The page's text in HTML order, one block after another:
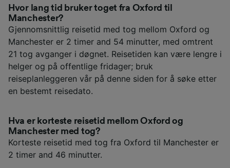
Hvor lang tid bruker toget fra Oxford til
Manchester?
Gjennomsnittlig reisetid med tog mellom Oxford og
Manchester er 2 timer and 54 minutter, med omtrent
21 tog avganger i døgnet. Reisetiden kan være lengre i
helger og på offentlige fridager; bruk
reiseplanleggeren vår på denne siden for å søke etter
en bestemt reisedato.
Hva er korteste reisetid mellom Oxford og
Manchester med tog?
Korteste reisetid med tog fra Oxford til Manchester er
2 timer and 46 minutter.